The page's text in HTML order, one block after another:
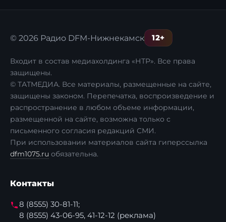
© 2026 Радио DFM-Нижнекамск 12+
Входит в состав медиахолдинга «НТР». Все права
защищены.
© ТАТМЕДИА. Все материалы, размещенные на сайте,
защищены законом. Перепечатка, воспроизведение и
распространение в любом объеме информации,
размещенной на сайте, возможна только с
письменного согласия редакций СМИ.
При использовании материалов сайта гиперссылка
dfm1075.ru обязательна.
Контакты
8 (8555) 30-81-11;
8 (8555) 43-06-95, 41-12-12 (реклама)